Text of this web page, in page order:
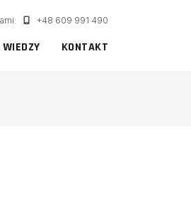
+48 609 991 490
KONTAKT